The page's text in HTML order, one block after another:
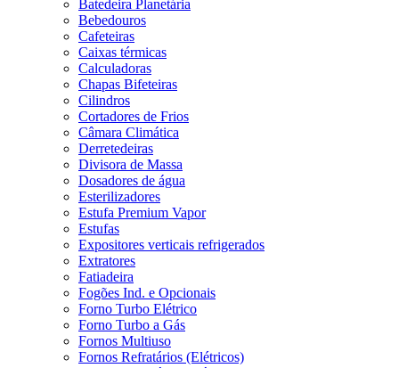
Batedeira Planetária
Bebedouros
Cafeteiras
Caixas térmicas
Calculadoras
Chapas Bifeteiras
Cilindros
Cortadores de Frios
Câmara Climática
Derretedeiras
Divisora de Massa
Dosadores de água
Esterilizadores
Estufa Premium Vapor
Estufas
Expositores verticais refrigerados
Extratores
Fatiadeira
Fogões Ind. e Opcionais
Forno Turbo Elétrico
Forno Turbo a Gás
Fornos Multiuso
Fornos Refratários (Elétricos)